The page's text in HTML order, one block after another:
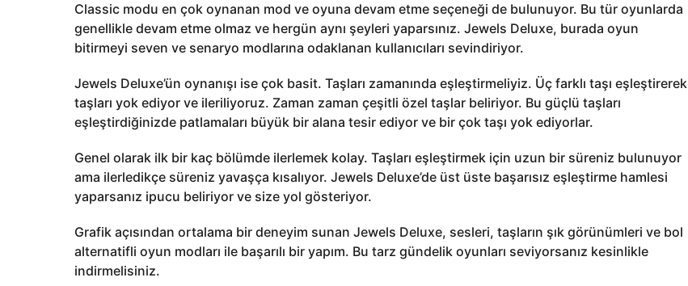
Classic modu en çok oynanan mod ve oyuna devam etme seçeneği de bulunuyor. Bu tür oyunlarda
genellikle devam etme olmaz ve hergün aynı şeyleri yaparsınız. Jewels Deluxe, burada oyun
bitirmeyi seven ve senaryo modlarına odaklanan kullanıcıları sevindiriyor.
Jewels Deluxe’ün oynanışı ise çok basit. Taşları zamanında eşleştirmeliyiz. Üç farklı taşı eşleştirerek
taşları yok ediyor ve ileriliyoruz. Zaman zaman çeşitli özel taşlar beliriyor. Bu güçlü taşları
eşleştirdiğinizde patlamaları büyük bir alana tesir ediyor ve bir çok taşı yok ediyorlar.
Genel olarak ilk bir kaç bölümde ilerlemek kolay. Taşları eşleştirmek için uzun bir süreniz bulunuyor
ama ilerledikçe süreniz yavaşça kısalıyor. Jewels Deluxe’de üst üste başarısız eşleştirme hamlesi
yaparsanız ipucu beliriyor ve size yol gösteriyor.
Grafik açısından ortalama bir deneyim sunan Jewels Deluxe, sesleri, taşların şık görünümleri ve bol
alternatifli oyun modları ile başarılı bir yapım. Bu tarz gündelik oyunları seviyorsanız kesinlikle
indirmelisiniz.